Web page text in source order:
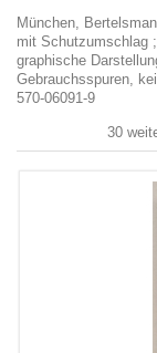
München,
mit Schutzumschlag
graphische
Gebrauchsspuren,
570-06091-9
30